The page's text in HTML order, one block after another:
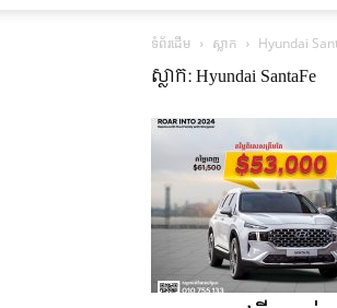
ទំព័រដើម ស្លាក Hyundai
ស្លាក: Hyundai SantaFe